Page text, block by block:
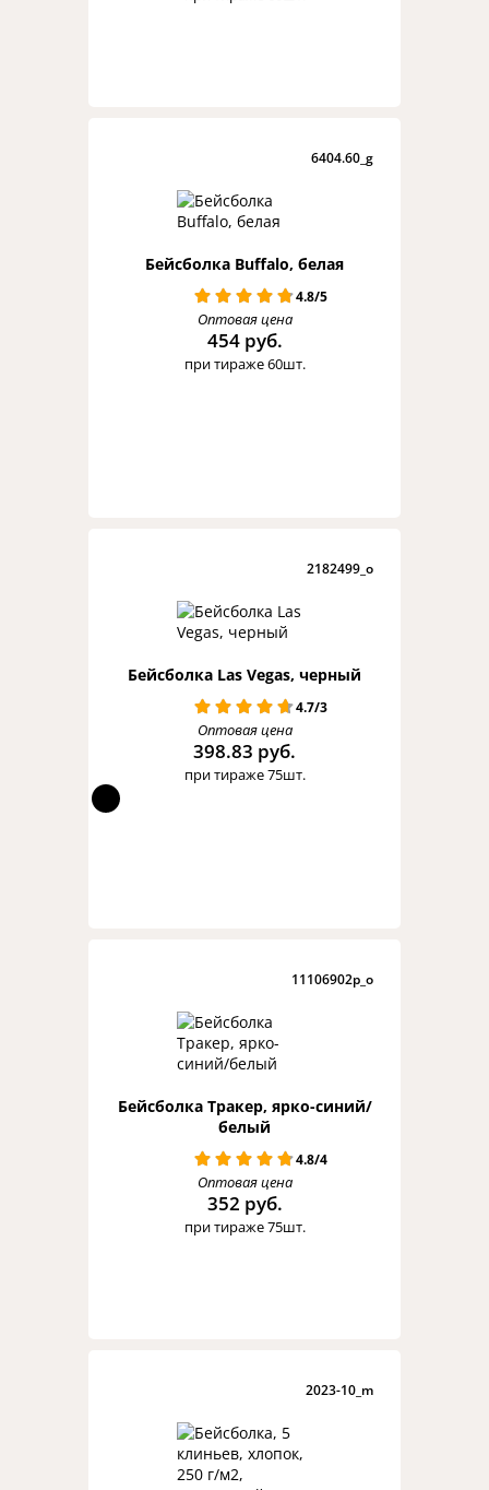
6404.60_g
Бейсболка Buffalo, белая
4.8/5
Оптовая цена
454 руб.
при тираже 60шт.
2182499_o
Бейсболка Las Vegas, черный
4.7/3
Оптовая цена
398.83 руб.
при тираже 75шт.
11106902p_o
Бейсболка Тракер, ярко-синий/
белый
4.8/4
Оптовая цена
352 руб.
при тираже 75шт.
2023-10_m